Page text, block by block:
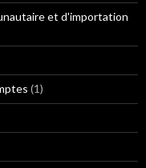
et d'importation
(1)